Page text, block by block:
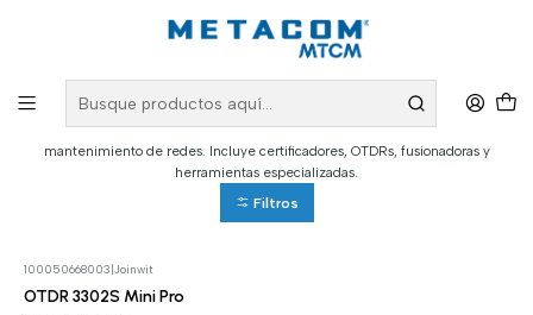
Inicio PRODUCTOS Instrumentos
Instrumentos
Encuentra los instrumentos que necesitas para la instalación, certificación y
mantenimiento de redes. Incluye certificadores, OTDRs, fusionadoras y
herramientas especializadas.
Filtros
100050668003 Joinwit
OTDR 3302S Mini Pro